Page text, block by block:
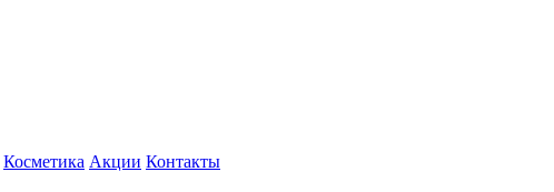
Косметика Акции Контакты